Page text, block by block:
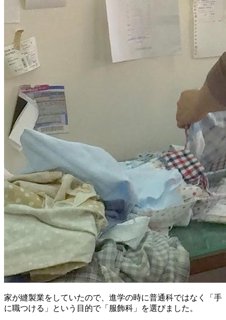
家が縫製業をしていたので、進学の時に普通科ではなく「手
に職つける」という目的で「服飾科」を選びました。